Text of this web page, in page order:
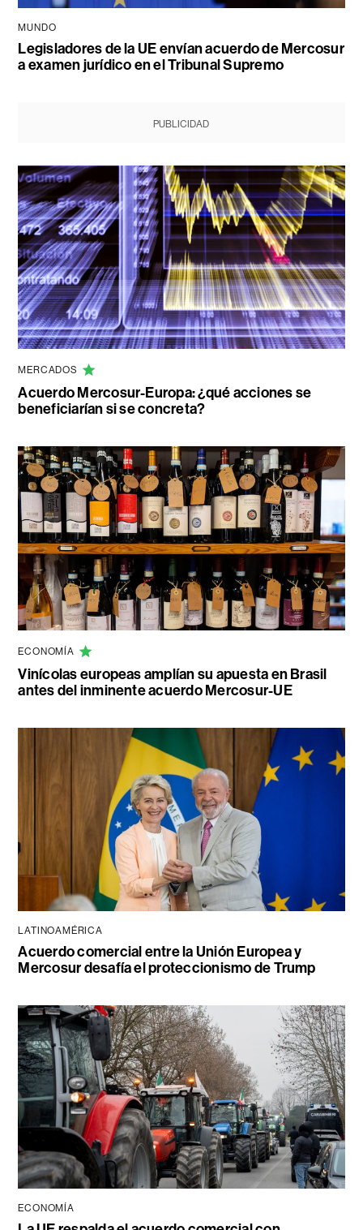
MUNDO
Legisladores de la UE envían acuerdo de Mercosur
a examen jurídico en el Tribunal Supremo
PUBLICIDAD
MERCADOS
Acuerdo Mercosur-Europa: ¿qué acciones se
beneficiarían si se concreta?
ECONOMÍA
Vinícolas europeas amplían su apuesta en Brasil
antes del inminente acuerdo Mercosur-UE
LATINOAMÉRICA
Acuerdo comercial entre la Unión Europea y
Mercosur desafía el proteccionismo de Trump
ECONOMÍA